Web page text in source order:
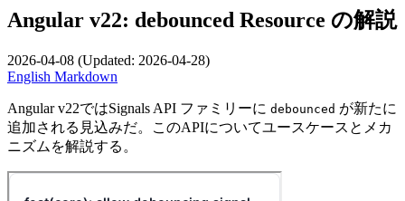
Angular v22: debounced Resource の解説
2026-04-08 (Updated: 2026-04-28)
English Markdown
Angular v22ではSignals API ファミリーに debounced が新たに
追加される見込みだ。このAPIについてユースケースとメカ
ニズムを解説する。